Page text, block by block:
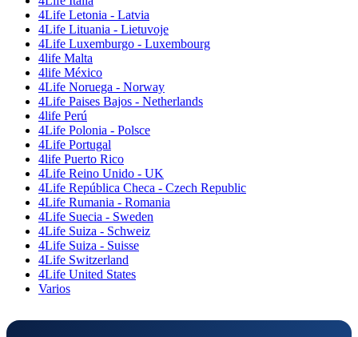
4Life Letonia - Latvia
4Life Lituania - Lietuvoje
4Life Luxemburgo - Luxembourg
4life Malta
4life México
4Life Noruega - Norway
4Life Paises Bajos - Netherlands
4life Perú
4Life Polonia - Polsce
4Life Portugal
4life Puerto Rico
4Life Reino Unido - UK
4Life República Checa - Czech Republic
4Life Rumania - Romania
4Life Suecia - Sweden
4Life Suiza - Schweiz
4Life Suiza - Suisse
4Life Switzerland
4Life United States
Varios